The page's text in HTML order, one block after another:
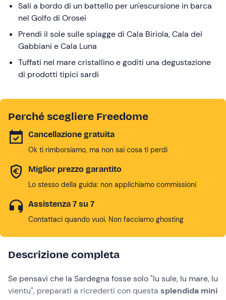
Sali a bordo di un battello per un'escursione in barca
nel Golfo di Orosei
Prendi il sole sulle spiagge di Cala Biriola, Cala dei
Gabbiani e Cala Luna
Tuffati nel mare cristallino e goditi una degustazione
di prodotti tipici sardi
Perché scegliere Freedome
Cancellazione gratuita
Ok ti rimborsiamo, ma non sai cosa ti perdi
Miglior prezzo garantito
Lo stesso della guida: non applichiamo commissioni
Assistenza 7 su 7
Contattaci quando vuoi. Non facciamo ghosting
Descrizione completa
Se pensavi che la Sardegna fosse solo "lu sule, lu mare, lu
vientu", preparati a ricrederti con questa splendida mini